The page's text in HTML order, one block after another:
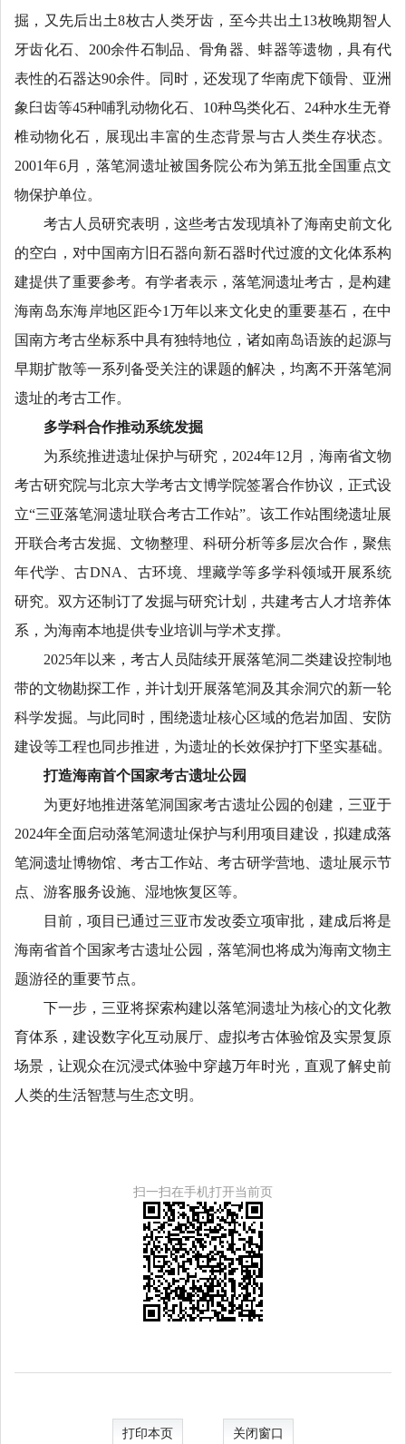
掘，又先后出土8枚古人类牙齿，至今共出土13枚晚期智人
牙齿化石、200余件石制品、骨角器、蚌器等遗物，具有代
表性的石器达90余件。同时，还发现了华南虎下颌骨、亚洲
象臼齿等45种哺乳动物化石、10种鸟类化石、24种水生无脊
椎动物化石，展现出丰富的生态背景与古人类生存状态。
2001年6月，落笔洞遗址被国务院公布为第五批全国重点文
物保护单位。
考古人员研究表明，这些考古发现填补了海南史前文化
的空白，对中国南方旧石器向新石器时代过渡的文化体系构
建提供了重要参考。有学者表示，落笔洞遗址考古，是构建
海南岛东海岸地区距今1万年以来文化史的重要基石，在中
国南方考古坐标系中具有独特地位，诸如南岛语族的起源与
早期扩散等一系列备受关注的课题的解决，均离不开落笔洞
遗址的考古工作。
多学科合作推动系统发掘
为系统推进遗址保护与研究，2024年12月，海南省文物
考古研究院与北京大学考古文博学院签署合作协议，正式设
立“三亚落笔洞遗址联合考古工作站”。该工作站围绕遗址展
开联合考古发掘、文物整理、科研分析等多层次合作，聚焦
年代学、古DNA、古环境、埋藏学等多学科领域开展系统
研究。双方还制订了发掘与研究计划，共建考古人才培养体
系，为海南本地提供专业培训与学术支撑。
2025年以来，考古人员陆续开展落笔洞二类建设控制地
带的文物勘探工作，并计划开展落笔洞及其余洞穴的新一轮
科学发掘。与此同时，围绕遗址核心区域的危岩加固、安防
建设等工程也同步推进，为遗址的长效保护打下坚实基础。
打造海南首个国家考古遗址公园
为更好地推进落笔洞国家考古遗址公园的创建，三亚于
2024年全面启动落笔洞遗址保护与利用项目建设，拟建成落
笔洞遗址博物馆、考古工作站、考古研学营地、遗址展示节
点、游客服务设施、湿地恢复区等。
目前，项目已通过三亚市发改委立项审批，建成后将是
海南省首个国家考古遗址公园，落笔洞也将成为海南文物主
题游径的重要节点。
下一步，三亚将探索构建以落笔洞遗址为核心的文化教
育体系，建设数字化互动展厅、虚拟考古体验馆及实景复原
场景，让观众在沉浸式体验中穿越万年时光，直观了解史前
人类的生活智慧与生态文明。
扫一扫在手机打开当前页
打印本页 关闭窗口